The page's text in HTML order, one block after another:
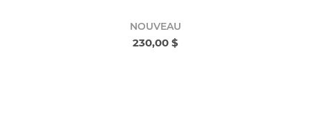
NOUVEAU
230,00 $